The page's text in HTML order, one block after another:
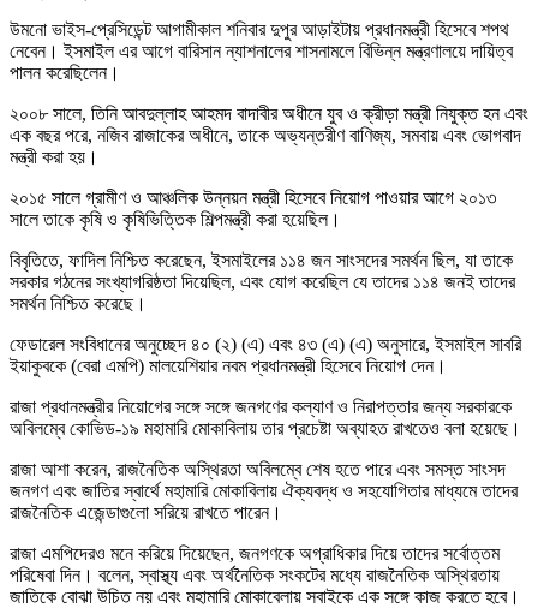
উমনো ভাইস-প্রেসিডেন্ট আগামীকাল শনিবার দুপুর আড়াইটায় প্রধানমন্ত্রী হিসেবে শপথ
নেবেন। ইসমাইল এর আগে বারিসান ন্যাশনালের শাসনামলে বিভিন্ন মন্ত্রণালয়ে দায়িত্ব
পালন করেছিলেন।
২০০৮ সালে, তিনি আবদুল্লাহ আহমদ বাদাবীর অধীনে যুব ও ক্রীড়া মন্ত্রী নিযুক্ত হন এবং
এক বছর পরে, নজিব রাজাকের অধীনে, তাকে অভ্যন্তরীণ বাণিজ্য, সমবায় এবং ভোগবাদ
মন্ত্রী করা হয়।
২০১৫ সালে গ্রামীণ ও আঞ্চলিক উন্নয়ন মন্ত্রী হিসেবে নিয়োগ পাওয়ার আগে ২০১৩
সালে তাকে কৃষি ও কৃষিভিত্তিক শিল্পমন্ত্রী করা হয়েছিল।
বিবৃতিতে, ফাদিল নিশ্চিত করেছেন, ইসমাইলের ১১৪ জন সাংসদের সমর্থন ছিল, যা তাকে
সরকার গঠনের সংখ্যাগরিষ্ঠতা দিয়েছিল, এবং যোগ করেছিল যে তাদের ১১৪ জনই তাদের
সমর্থন নিশ্চিত করেছে।
ফেডারেল সংবিধানের অনুচ্ছেদ ৪০ (২) (এ) এবং ৪৩ (এ) (এ) অনুসারে, ইসমাইল সাবরি
ইয়াকুবকে (বেরা এমপি) মালয়েশিয়ার নবম প্রধানমন্ত্রী হিসেবে নিয়োগ দেন।
রাজা প্রধানমন্ত্রীর নিয়োগের সঙ্গে সঙ্গে জনগণের কল্যাণ ও নিরাপত্তার জন্য সরকারকে
অবিলম্বে কোভিড-১৯ মহামারি মোকাবিলায় তার প্রচেষ্টা অব্যাহত রাখতেও বলা হয়েছে।
রাজা আশা করেন, রাজনৈতিক অস্থিরতা অবিলম্বে শেষ হতে পারে এবং সমস্ত সাংসদ
জনগণ এবং জাতির স্বার্থে মহামারি মোকাবিলায় ঐক্যবদ্ধ ও সহযোগিতার মাধ্যমে তাদের
রাজনৈতিক এজেন্ডাগুলো সরিয়ে রাখতে পারেন।
রাজা এমপিদেরও মনে করিয়ে দিয়েছেন, জনগণকে অগ্রাধিকার দিয়ে তাদের সর্বোত্তম
পরিষেবা দিন। বলেন, স্বাস্থ্য এবং অর্থনৈতিক সংকটের মধ্যে রাজনৈতিক অস্থিরতায়
জাতিকে বোঝা উচিত নয় এবং মহামারি মোকাবেলায় সবাইকে এক সঙ্গে কাজ করতে হবে।